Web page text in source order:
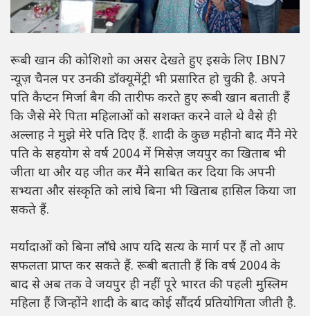
रूबी खान की कोशिशो का असर देखते हुए इसके लिए IBN7
न्यूज़ चैनल पर उनकी डॉक्यूमेंट्री भी प्रसारित हो चुकी है. अपने
पति कैप्टन मिर्जा बैग की तारीफ करते हुए रूबी खान बताती हैं
कि जैसे मेरे पिता महिलाओं को सशक्त करने वाले थे वैसे ही
अल्लाह ने मुझे मेरे पति दिए हैं. शादी के कुछ महीनो बाद मैंने मेरे
पति के सहयोग से वर्ष 2004 में मिसेज़ जयपुर का खिताब भी
जीता था और यह जीत कर मैंने साबित कर दिया कि अपनी
सभ्यता और संस्कृति को लांघे बिना भी खिताब हासिल किया जा
सकते हैं.
मर्यादाओं को बिना लाँघे आप यदि सत्य के मार्ग पर हैं तो आप
सफलता प्राप्त कर सकते हैं. रूबी बताती हैं कि वर्ष 2004 के
बाद से अब तक वे जयपुर ही नहीं पूरे भारत की पहली मुस्लिम
महिला हैं जिन्होंने शादी के बाद कोई सौंदर्य प्रतियोगिता जीती है.